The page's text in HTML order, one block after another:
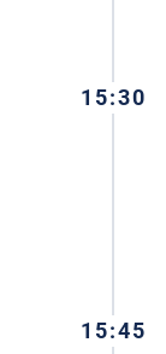
15:30
15:45